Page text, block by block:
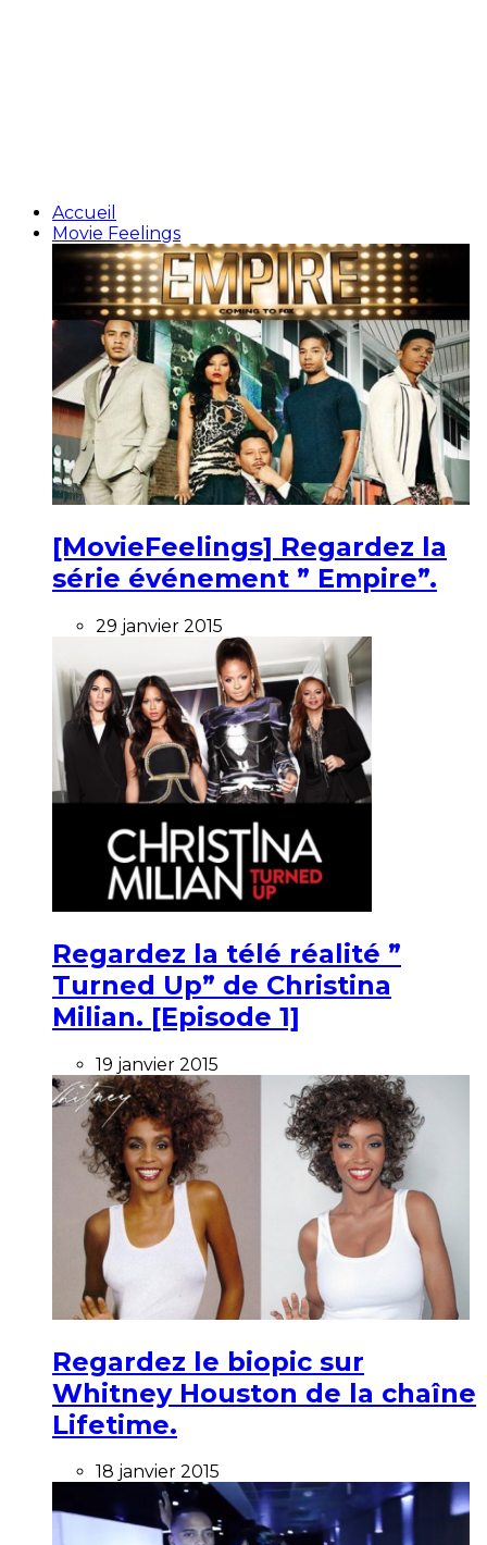
Accueil
Movie Feelings
[MovieFeelings] Regardez la
série événement ” Empire”.
29 janvier 2015
Regardez la télé réalité ”
Turned Up” de Christina
Milian. [Episode 1]
19 janvier 2015
Regardez le biopic sur
Whitney Houston de la chaîne
Lifetime.
18 janvier 2015